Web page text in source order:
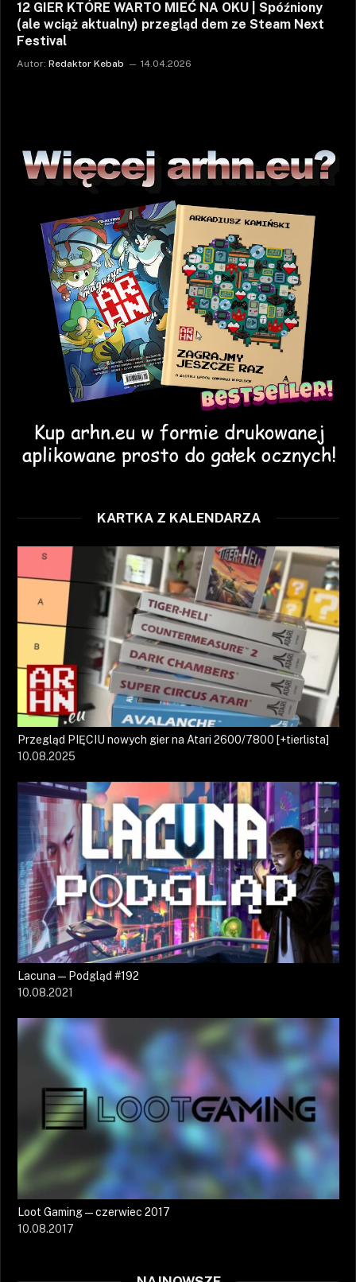
12 GIER KTÓRE WARTO MIEĆ NA OKU | Spóźniony
(ale wciąż aktualny) przegląd dem ze Steam Next
Festival
Autor: Redaktor Kebab 14.04.2026
KARTKA Z KALENDARZA
Przegląd PIĘCIU nowych gier na Atari 2600/7800 [+tierlista]
10.08.2025
Lacuna — Podgląd #192
10.08.2021
Loot Gaming — czerwiec 2017
10.08.2017